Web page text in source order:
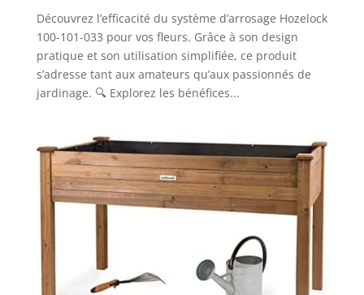
Découvrez l’efficacité du système d’arrosage Hozelock
100-101-033 pour vos fleurs. Grâce à son design
pratique et son utilisation simplifiée, ce produit
s’adresse tant aux amateurs qu’aux passionnés de
jardinage. 🔍 Explorez les bénéfices...